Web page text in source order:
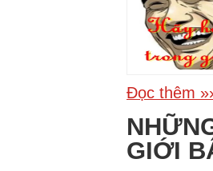
Đọc thêm
GIỚI